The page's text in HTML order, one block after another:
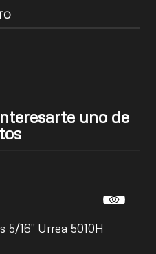
uno de
5/16" Urrea 5010H